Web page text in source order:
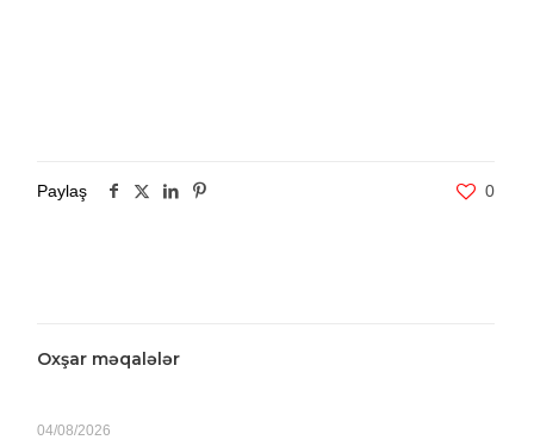
Paylaş 0
Oxşar məqalələr
04/08/2026